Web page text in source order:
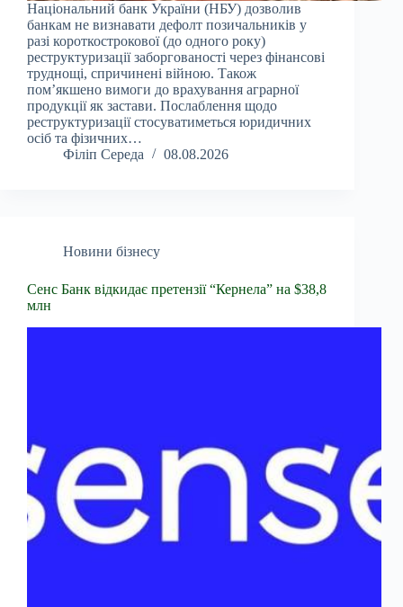
Національний банк України (НБУ) дозволив
банкам не визнавати дефолт позичальників у
разі короткострокової (до одного року)
реструктуризації заборгованості через фінансові
труднощі, спричинені війною. Також
пом’якшено вимоги до врахування аграрної
продукції як застави. Послаблення щодо
реструктуризації стосуватиметься юридичних
осіб та фізичних…
Філіп Середа
08.08.2026
Новини бізнесу
Сенс Банк відкидає претензії “Кернела” на $38,8
млн